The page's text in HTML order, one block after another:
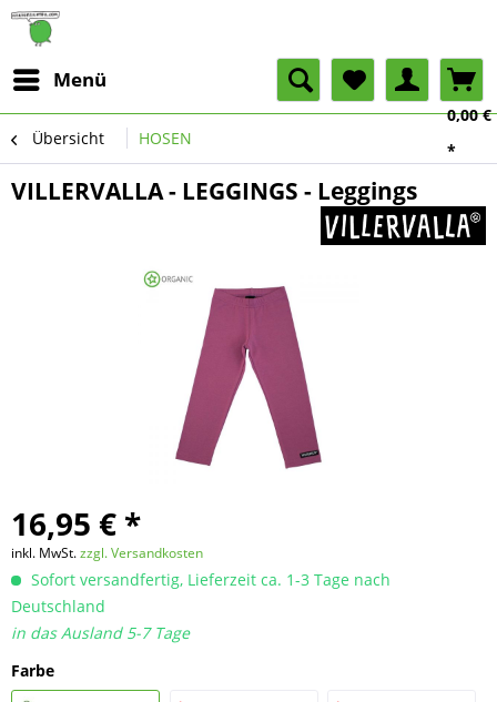
Menü
0,00 €
*
Übersicht HOSEN
VILLERVALLA - LEGGINGS - Leggings
16,95 € *
inkl. MwSt.zzgl. Versandkosten
Sofort versandfertig, Lieferzeit ca. 1-3 Tage nach
Deutschland
in das Ausland 5-7 Tage
Farbe